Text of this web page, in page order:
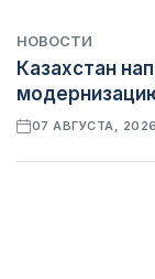
НОВОСТИ
Казахстан
07 АВГУСТА, 2026